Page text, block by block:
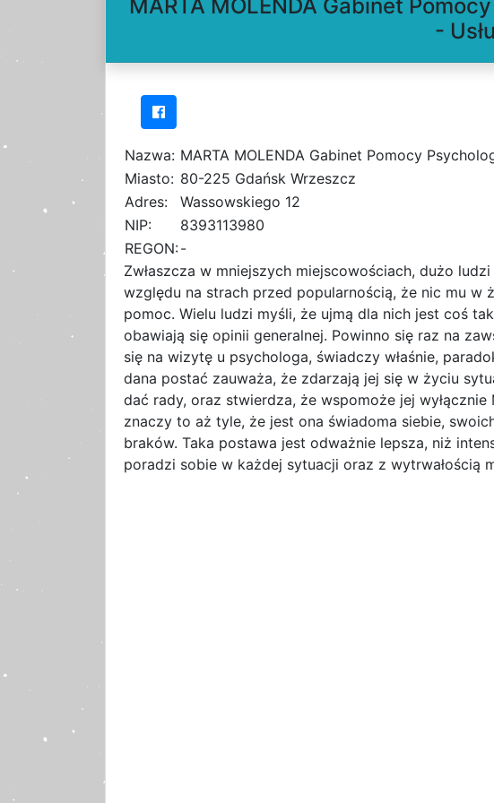
MARTA MOLENDA Gabinet
-
Nazwa: MARTA MOLENDA Gabinet Pomocy
Miasto: 80-225 Gdańsk Wrzeszcz
Adres:
Wassowskiego 12
NIP:
8393113980
REGON:-
Zwłaszcza w mniejszych miejscowościach, dużo
względu na strach przed popularnością, że nic mu w
pomoc. Wielu ludzi myśli, że ujmą dla nich jest coś
obawiają się opinii generalnej. Powinno się raz na
się na wizytę u psychologa, świadczy właśnie,
dana postać zauważa, że zdarzają jej się w życiu
dać rady, oraz stwierdza, że wspomoże jej
znaczy to aż tyle, że jest ona świadoma siebie,
braków. Taka postawa jest odważnie lepsza, niż
poradzi sobie w każdej sytuacji oraz z wytrwałością